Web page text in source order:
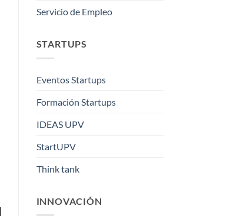
Servicio de Empleo
STARTUPS
Eventos Startups
Formación Startups
IDEAS UPV
StartUPV
Think tank
INNOVACIÓN